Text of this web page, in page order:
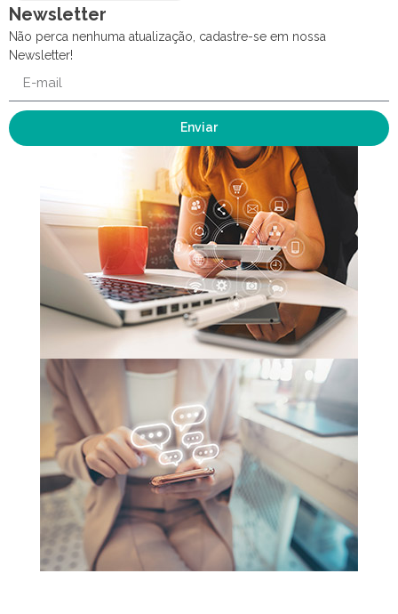
Newsletter
Não perca nenhuma atualização, cadastre-se em nossa
Newsletter!
Enviar